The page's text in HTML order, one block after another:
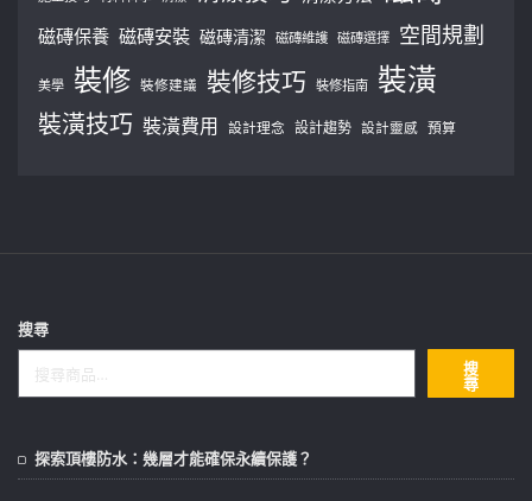
磁磚保養 磁磚安裝 磁磚清潔 磁磚維護 磁磚選擇 空間規劃
美學 裝修 裝修建議 裝修技巧 裝修指南 裝潢
裝潢技巧 裝潢費用 設計理念 設計趨勢 設計靈感 預算
搜尋
搜
尋
探索頂樓防水：幾層才能確保永續保護？